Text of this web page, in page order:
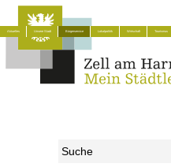
Aktuelles Unsere Stadt Bürgerservice Lokalpolitik Wirtschaft Tourismus